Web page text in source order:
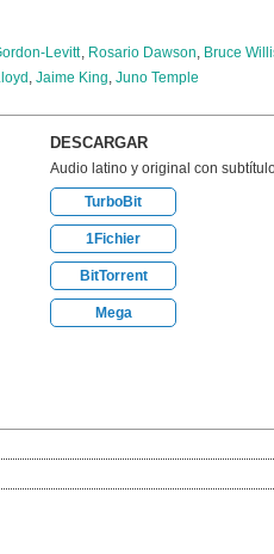
Levitt, Rosario Dawson, Bruce
, Jaime King, Juno Temple
DESCARGAR
Audio latino y original con
TurboBit
1Fichier
BitTorrent
Mega